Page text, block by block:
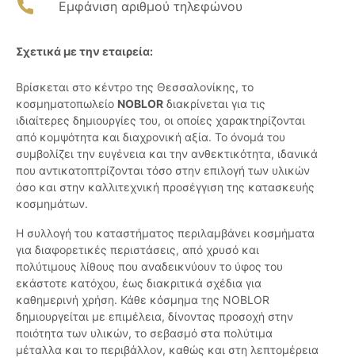
Εμφάνιση αριθμού τηλεφώνου
Σχετικά με την εταιρεία:
Βρίσκεται στο κέντρο της Θεσσαλονίκης, το
κοσμηματοπωλείο NOBLOR διακρίνεται για τις
ιδιαίτερες δημιουργίες του, οι οποίες χαρακτηρίζονται
από κομψότητα και διαχρονική αξία. Το όνομά του
συμβολίζει την ευγένεια και την ανθεκτικότητα, ιδανικά
που αντικατοπτρίζονται τόσο στην επιλογή των υλικών
όσο και στην καλλιτεχνική προσέγγιση της κατασκευής
κοσμημάτων.
Η συλλογή του καταστήματος περιλαμβάνει κοσμήματα
για διαφορετικές περιστάσεις, από χρυσό και
πολύτιμους λίθους που αναδεικνύουν το ύφος του
εκάστοτε κατόχου, έως διακριτικά σχέδια για
καθημερινή χρήση. Κάθε κόσμημα της NOBLOR
δημιουργείται με επιμέλεια, δίνοντας προσοχή στην
ποιότητα των υλικών, το σεβασμό στα πολύτιμα
μέταλλα και το περιβάλλον, καθώς και στη λεπτομέρεια